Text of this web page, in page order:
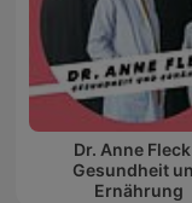
Dr. Anne
Gesundheit
Ernährung